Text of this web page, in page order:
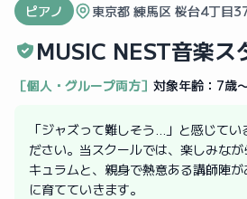
ピアノ 東京都 練馬区 桜台4丁目
MUSIC NEST音楽ス
［個人・グループ両方］ 対象年齢： 7歳
「ジャズって難しそう…」と感じてい
ださい。当スクールでは、楽しみな
キュラムと、親身で熱意ある講師陣
に育てていきます。